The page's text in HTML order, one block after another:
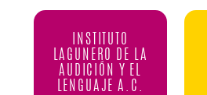
INSTITUTO
LAGUNERO DE LA
AUDICIÓN Y EL
LENGUAJE A.C.